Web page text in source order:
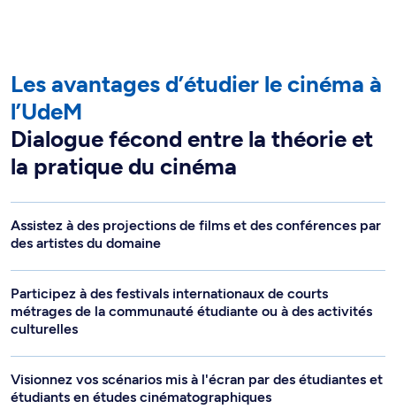
Les avantages d’étudier le cinéma à
l’UdeM
Dialogue fécond entre la théorie et
la pratique du cinéma
Assistez à des projections de films et des conférences par
des artistes du domaine
Participez à des festivals internationaux de courts
métrages de la communauté étudiante ou à des activités
culturelles
Visionnez vos scénarios mis à l'écran par des étudiantes et
étudiants en études cinématographiques